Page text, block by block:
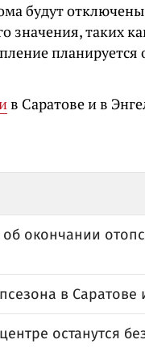
будут
значения, таких
планируется
в Саратове и в
окончании
в Саратове
останутся